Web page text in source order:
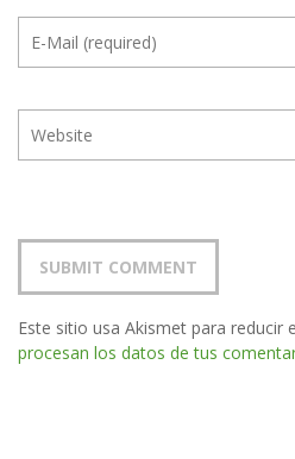
Este sitio usa Akismet para reducir
procesan los datos de tus